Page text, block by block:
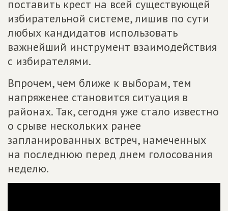
поставить крест на всей существующей
избирательной системе, лишив по сути
любых кандидатов использовать
важнейший инструмент взаимодействия
с избирателями.
Впрочем, чем ближе к выборам, тем
напряженее становится ситуация в
районах. Так, сегодня уже стало известно
о срыве нескольких ранее
запланированных встреч, намеченных
на последнюю перед днем голосования
неделю.